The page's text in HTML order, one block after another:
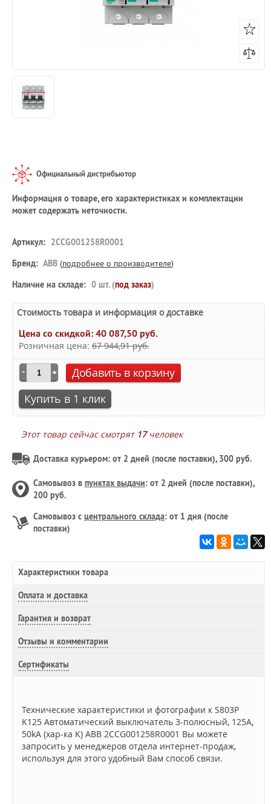
Официальный дистрибьютор
Информация о товаре, его характеристиках и комплектации
может содержать неточности.
Артикул: 2CCG001258R0001
Бренд: ABB (подробнее о производителе)
Наличие на складе: 0 шт. (под заказ)
Стоимость товара и информация о доставке
Цена со скидкой:40 087,50 руб.
Розничная цена: 67 944,91 руб.
Добавить в корзину
Купить в 1 клик
Этот товар сейчас смотрят 17человек
Доставка курьером: от 2 дней (после поставки), 300 руб.
Самовывоз в пунктах выдачи: от 2 дней (после поставки),
200 руб.
Самовывоз с центрального склада: от 1 дня (после
поставки)
Характеристики товара
Оплата и доставка
Гарантия и возврат
Отзывы и комментарии
Сертификаты
Технические характеристики и фотографии к S803P
K125 Автоматический выключатель 3-полюсный, 125A,
50kA (хар-ка K) ABB 2CCG001258R0001 Вы можете
запросить у менеджеров отдела интернет-продаж,
используя для этого удобный Вам способ связи.